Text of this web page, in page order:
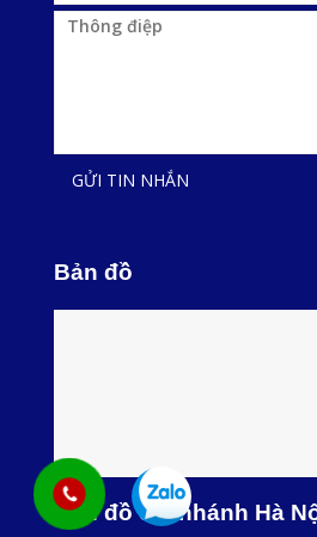
Bản đồ
Bản đồ chi nhánh Hà